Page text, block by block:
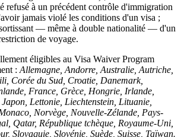
refusé à un précédent contrôle d'immigration
jamais violé les conditions d'un visa ;
— même à double nationalité — d'un
de voyage.
éligibles au Visa Waiver Program
: Allemagne, Andorre, Australie, Autriche,
Corée du Sud, Croatie, Danemark,
France, Grèce, Hongrie, Irlande,
Lettonie, Liechtenstein, Lituanie,
Norvège, Nouvelle-Zélande, Pays-
Qatar, République tchèque, Royaume-Uni,
Slovaquie, Slovénie, Suède, Suisse, Taïwan.